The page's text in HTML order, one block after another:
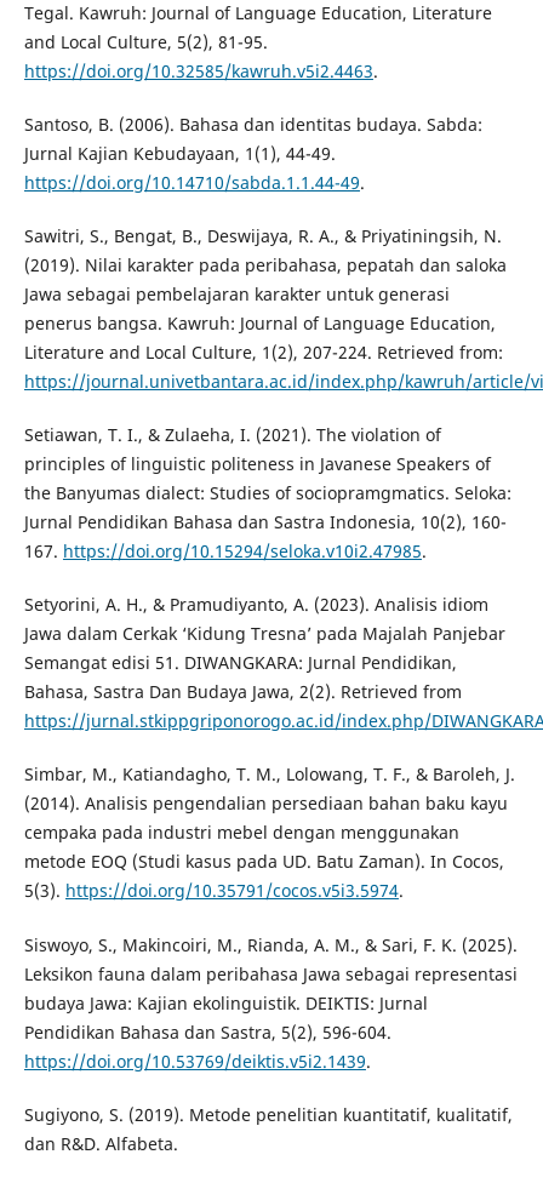
Tegal. Kawruh: Journal of Language Education, Literature
and Local Culture, 5(2), 81-95.
https://doi.org/10.32585/kawruh.v5i2.4463.
Santoso, B. (2006). Bahasa dan identitas budaya. Sabda:
Jurnal Kajian Kebudayaan, 1(1), 44-49.
https://doi.org/10.14710/sabda.1.1.44-49.
Sawitri, S., Bengat, B., Deswijaya, R. A., & Priyatiningsih, N.
(2019). Nilai karakter pada peribahasa, pepatah dan saloka
Jawa sebagai pembelajaran karakter untuk generasi
penerus bangsa. Kawruh: Journal of Language Education,
Literature and Local Culture, 1(2), 207-224. Retrieved from:
https://journal.univetbantara.ac.id/index.php/kawruh/article/
Setiawan, T. I., & Zulaeha, I. (2021). The violation of
principles of linguistic politeness in Javanese Speakers of
the Banyumas dialect: Studies of sociopramgmatics. Seloka:
Jurnal Pendidikan Bahasa dan Sastra Indonesia, 10(2), 160-
167. https://doi.org/10.15294/seloka.v10i2.47985.
Setyorini, A. H., & Pramudiyanto, A. (2023). Analisis idiom
Jawa dalam Cerkak ‘Kidung Tresna’ pada Majalah Panjebar
Semangat edisi 51. DIWANGKARA: Jurnal Pendidikan,
Bahasa, Sastra Dan Budaya Jawa, 2(2). Retrieved from
https://jurnal.stkippgriponorogo.ac.id/index.php/
Simbar, M., Katiandagho, T. M., Lolowang, T. F., & Baroleh, J.
(2014). Analisis pengendalian persediaan bahan baku kayu
cempaka pada industri mebel dengan menggunakan
metode EOQ (Studi kasus pada UD. Batu Zaman). In Cocos,
5(3). https://doi.org/10.35791/cocos.v5i3.5974.
Siswoyo, S., Makincoiri, M., Rianda, A. M., & Sari, F. K. (2025).
Leksikon fauna dalam peribahasa Jawa sebagai representasi
budaya Jawa: Kajian ekolinguistik. DEIKTIS: Jurnal
Pendidikan Bahasa dan Sastra, 5(2), 596-604.
https://doi.org/10.53769/deiktis.v5i2.1439.
Sugiyono, S. (2019). Metode penelitian kuantitatif, kualitatif,
dan R&D. Alfabeta.